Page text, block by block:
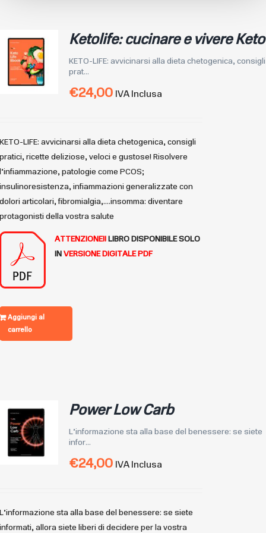
Ketolife: cucinare e vivere Keto
KETO-LIFE: avvicinarsi alla dieta chetogenica, consigli
prat...
€24,00 IVA Inclusa
KETO-LIFE: avvicinarsi alla dieta chetogenica, consigli
pratici, ricette deliziose, veloci e gustose! Risolvere
l’infiammazione, patologie come PCOS;
insulinoresistenza, infiammazioni generalizzate con
dolori articolari, fibromialgia,….insomma: diventare
protagonisti della vostra salute
ATTENZIONE!!LIBRO DISPONIBILESOLO
INVERSIONE DIGITALE PDF
Aggiungi al
carrello
Power Low Carb
L’informazione sta alla base del benessere: se siete
infor...
€24,00 IVA Inclusa
L’informazione sta alla base del benessere: se siete
informati, allora siete liberi di decidere per la vostra